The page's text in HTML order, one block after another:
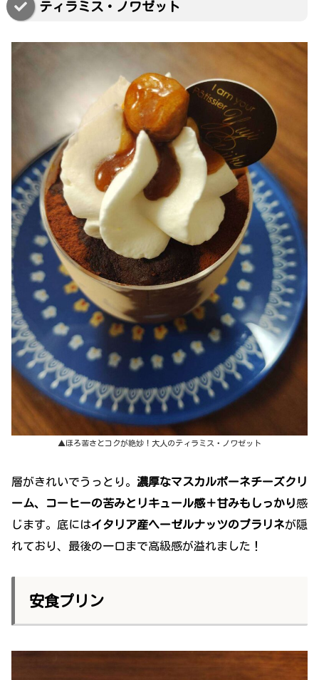
ティラミス・ノワゼット
▲ほろ苦さとコクが絶妙！大人のティラミス・ノワゼット
層がきれいでうっとり。 濃厚なマスカルポーネチーズクリ
ーム、コーヒーの苦みとリキュール感＋甘みもしっかり感
じます。底にはイタリア産ヘーゼルナッツのプラリネが隠
れており、最後の一口まで高級感が溢れました！
安食プリン